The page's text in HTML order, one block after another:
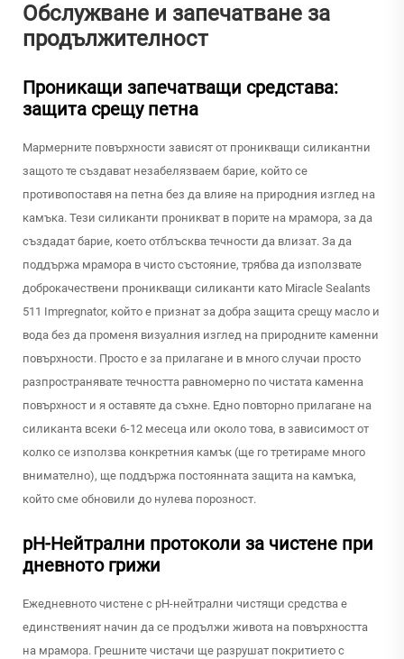
Обслужване и запечатване за
продължителност
Проникащи запечатващи средстава:
защита срещу петна
Мармерните повърхности зависят от проникващи силикантни
защото те създават незабелязваем барие, който се
противопоставя на петна без да влияе на природния изглед на
камъка. Тези силиканти проникват в порите на мрамора, за да
създадат барие, което отблъсква течности да влизат. За да
поддържа мрамора в чисто състояние, трябва да използвате
доброкачествени проникващи силиканти като Miracle Sealants
511 Impregnator, който е признат за добра защита срещу масло и
вода без да променя визуалния изглед на природните каменни
повърхности. Просто е за прилагане и в много случаи просто
разпространявате течността равномерно по чистата каменна
повърхност и я оставяте да съхне. Едно повторно прилагане на
силиканта всеки 6-12 месеца или около това, в зависимост от
колко се използва конкретния камък (ще го третираме много
внимателно), ще поддържа постоянната защита на камъка,
който сме обновили до нулева порозност.
pH-Нейтрални протоколи за чистене при
дневното грижи
Ежедневното чистене с pH-нейтрални чистящи средства е
единственият начин да се продължи живота на повърхността
на мрамора. Грешните чистачи ще разрушат покритието с